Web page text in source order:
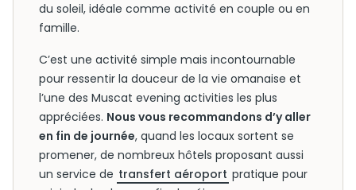
du soleil, idéale comme activité en couple ou en
famille.
C’est une activité simple mais incontournable
pour ressentir la douceur de la vie omanaise et
l’une des Muscat evening activities les plus
appréciées. Nous vous recommandons d’y aller
en fin de journée, quand les locaux sortent se
promener, de nombreux hôtels proposant aussi
un service de transfert aéroport pratique pour